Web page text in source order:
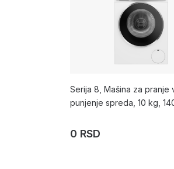
Serija 8, Mašina za pranje
punjenje spreda, 10 kg,
0 RSD